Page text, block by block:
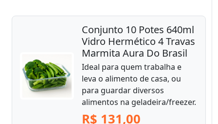
Conjunto 10 Potes 640ml
Vidro Hermético 4 Travas
Marmita Aura Do Brasil
Ideal para quem trabalha e
leva o alimento de casa, ou
para guardar diversos
alimentos na geladeira/freezer.
R$ 131,00